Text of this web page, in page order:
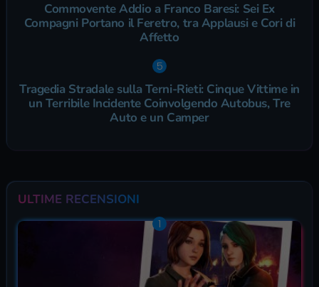
Commovente Addio a Franco Baresi: Sei Ex
Compagni Portano il Feretro, tra Applausi e Cori di
Affetto
Tragedia Stradale sulla Terni-Rieti: Cinque Vittime in
un Terribile Incidente Coinvolgendo Autobus, Tre
Auto e un Camper
ULTIME RECENSIONI